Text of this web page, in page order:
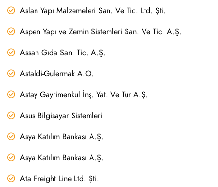
Aslan Yapı Malzemeleri San. Ve Tic. Ltd. Şti.
Aspen Yapı ve Zemin Sistemleri San. Ve Tic. A.Ş.
Assan Gıda San. Tic. A.Ş.
Astaldi-Gulermak A.O.
Astay Gayrimenkul İnş. Yat. Ve Tur A.Ş.
Asus Bilgisayar Sistemleri
Asya Katılım Bankası A.Ş.
Asya Katılım Bankası A.Ş.
Ata Freight Line Ltd. Şti.